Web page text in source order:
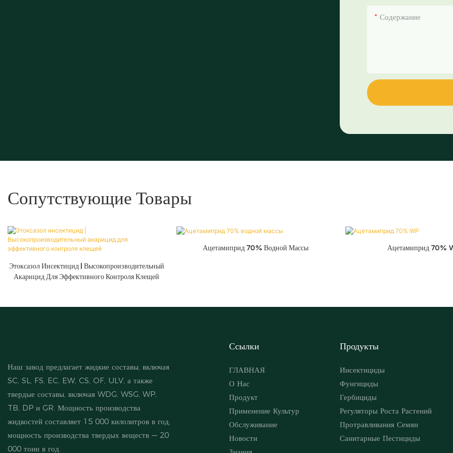
Содержание
Сопутствующие Товары
Этоксазол Инсектицид | Высокопроизводительный
Акарицид Для Эффективного Контроля Клещей
Ацетамиприд 70% Водной Массы Ацетамиприд 70%
Наш завод предлагает жидкие составы, включая
SC, SL, FS, EC, EW, CS, OF, ULV, а также
твердые составы, включая WDG, WSG, WP,
TB, DP и GR. Мощность производства
жидкостей составляет 15 000 килолитров в год,
мощность производства твердых веществ — 20
000 тонн в год.
Ссылки
ГЛАВНАЯ
О Нас
Продукт
Применение Культур
Обслуживание
Новости
Продукты
Инсектициды
Фунгициды
Гербициды
Регуляторы Роста Растений
Протравливания Семян
Санитарные Пестициды